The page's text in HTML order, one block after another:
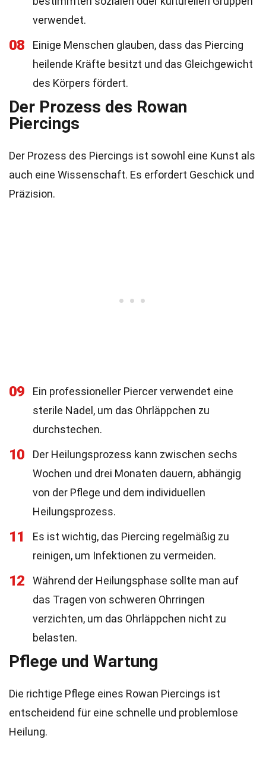
verwendet.
08
Einige Menschen glauben, dass das Piercing
heilende Kräfte besitzt und das Gleichgewicht
des Körpers fördert.
Der Prozess des Rowan
Piercings
Der Prozess des Piercings ist sowohl eine Kunst als
auch eine Wissenschaft. Es erfordert Geschick und
Präzision.
09
Ein professioneller Piercer verwendet eine
sterile Nadel, um das Ohrläppchen zu
durchstechen.
10
Der Heilungsprozess kann zwischen sechs
Wochen und drei Monaten dauern, abhängig
von der Pflege und dem individuellen
Heilungsprozess.
11
Es ist wichtig, das Piercing regelmäßig zu
reinigen, um Infektionen zu vermeiden.
12
Während der Heilungsphase sollte man auf
das Tragen von schweren Ohrringen
verzichten, um das Ohrläppchen nicht zu
belasten.
Pflege und Wartung
Die richtige Pflege eines Rowan Piercings ist
entscheidend für eine schnelle und problemlose
Heilung.